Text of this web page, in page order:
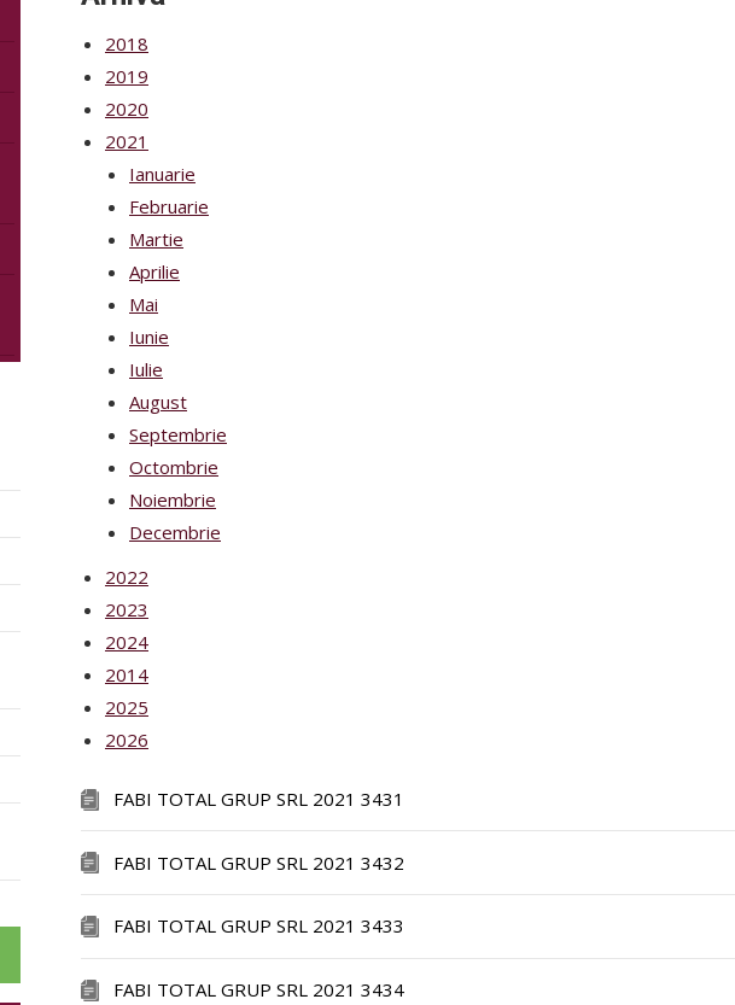
2018
2019
2020
2021
Ianuarie
Februarie
Martie
Aprilie
Mai
Iunie
Iulie
August
Septembrie
Octombrie
Noiembrie
Decembrie
2022
2023
2024
2014
2025
2026
FABI TOTAL GRUP SRL 2021 3431
FABI TOTAL GRUP SRL 2021 3432
FABI TOTAL GRUP SRL 2021 3433
FABI TOTAL GRUP SRL 2021 3434